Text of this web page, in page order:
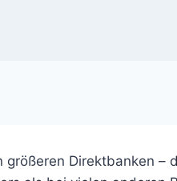
Direktbanken –